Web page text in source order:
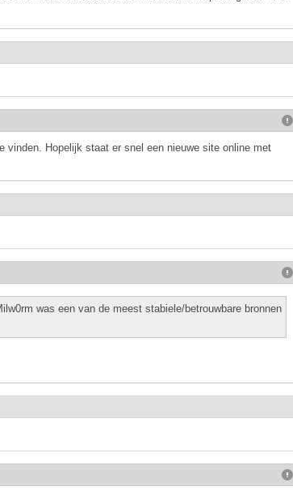
vinden. Hopelijk staat er snel een nieuwe site online met
was een van de meest stabiele/betrouwbare bronnen